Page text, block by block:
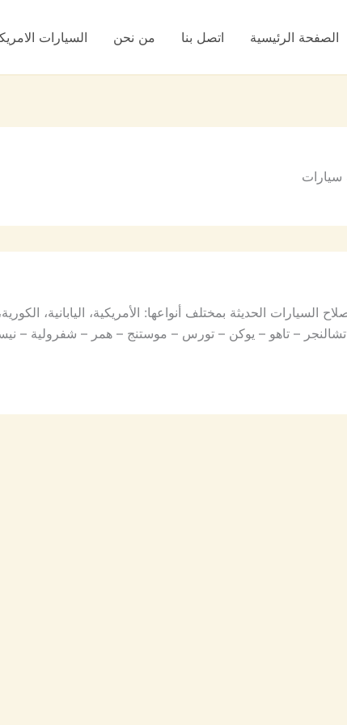
الصفحة الرئيسية اتصل بنا من نحن السيارات
سيارات
الحديثة بمختلف أنواعها: الأمريكية، اليابانية،
– تاهو – يوكن – تورس – موستنج – همر – شفرولية –